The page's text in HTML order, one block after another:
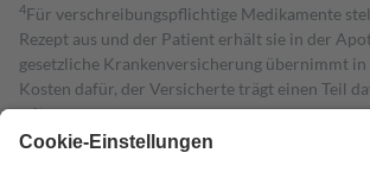
4Für verschreibungspflichtige Medikamente
Rezept aus und der Patient erhält sie in der
gesetzliche Krankenversicherung übernimmt in
Kosten dafür, der Versicherte trägt einen Teil
mit.
Grundsätzlich leisten Mitglieder Zuzahlungen in